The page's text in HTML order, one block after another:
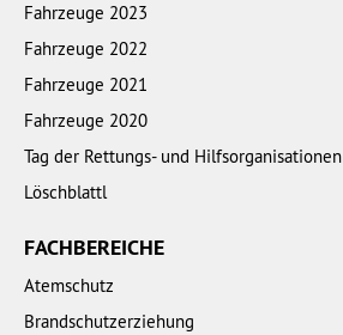
Fahrzeuge 2023
Fahrzeuge 2022
Fahrzeuge 2021
Fahrzeuge 2020
Tag der Rettungs- und Hilfsorganisationen
Löschblattl
FACHBEREICHE
Atemschutz
Brandschutzerziehung